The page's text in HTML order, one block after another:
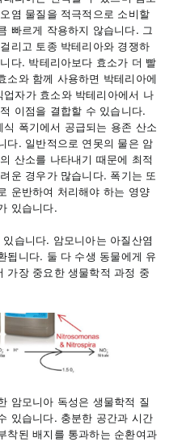
염 물질을 적극적으로 소비할
빠르게 작용하지 않습니다. 그
리고 토종 박테리아와 경쟁하
다. 박테리아보다 효소가 더 빨
소와 함께 사용하면 박테리아에
자가 효소와 박테리아에서 나
이점을 결합할 수 있습니다.
폭기에서 공급되는 용존 산소
다. 일반적으로 연못의 물은 암
산소를 나타내기 때문에 최적
운 경우가 많습니다. 폭기는 또
운반하여 처리해야 하는 영양
있습니다.
습니다. 암모니아는 아질산염
됩니다. 둘 다 수생 동물에게 유
가장 중요한 생물학적 과정 중
암모니아 독성은 생물학적 질
있습니다. 충분한 공간과 시간
착된 배지를 통과하는 순환여과